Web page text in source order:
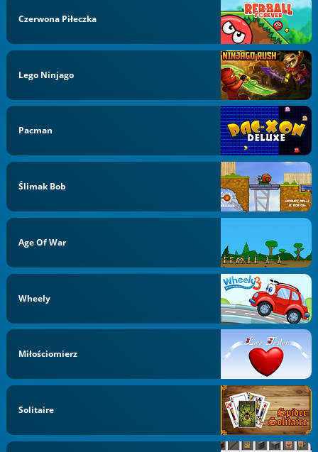
Czerwona Piłeczka
Lego Ninjago
Pacman
Ślimak Bob
Age Of War
Wheely
Miłościomierz
Solitaire